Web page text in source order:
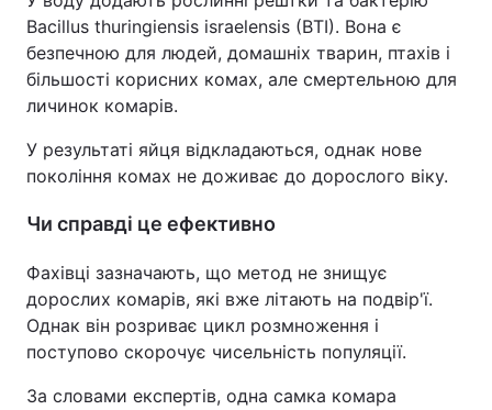
Bacillus thuringiensis israelensis (BTI). Вона є
безпечною для людей, домашніх тварин, птахів і
більшості корисних комах, але смертельною для
личинок комарів.
У результаті яйця відкладаються, однак нове
покоління комах не доживає до дорослого віку.
Чи справді це ефективно
Фахівці зазначають, що метод не знищує
дорослих комарів, які вже літають на подвір'ї.
Однак він розриває цикл розмноження і
поступово скорочує чисельність популяції.
За словами експертів, одна самка комара